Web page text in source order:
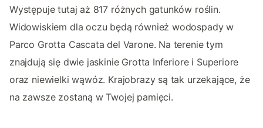
Występuje tutaj aż 817 różnych gatunków roślin.
Widowiskiem dla oczu będą również wodospady w
Parco Grotta Cascata del Varone. Na terenie tym
znajdują się dwie jaskinie Grotta Inferiore i Superiore
oraz niewielki wąwóz. Krajobrazy są tak urzekające, że
na zawsze zostaną w Twojej pamięci.